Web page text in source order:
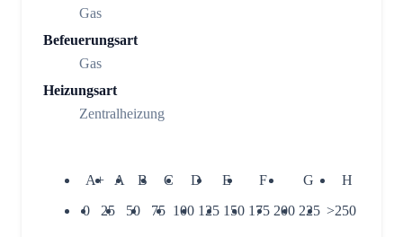
Gas
Befeuerungsart
Gas
Heizungsart
Zentralheizung
A+ A B C D E F G
H
0
25 50 75 100 125 150 175 200 225 >250